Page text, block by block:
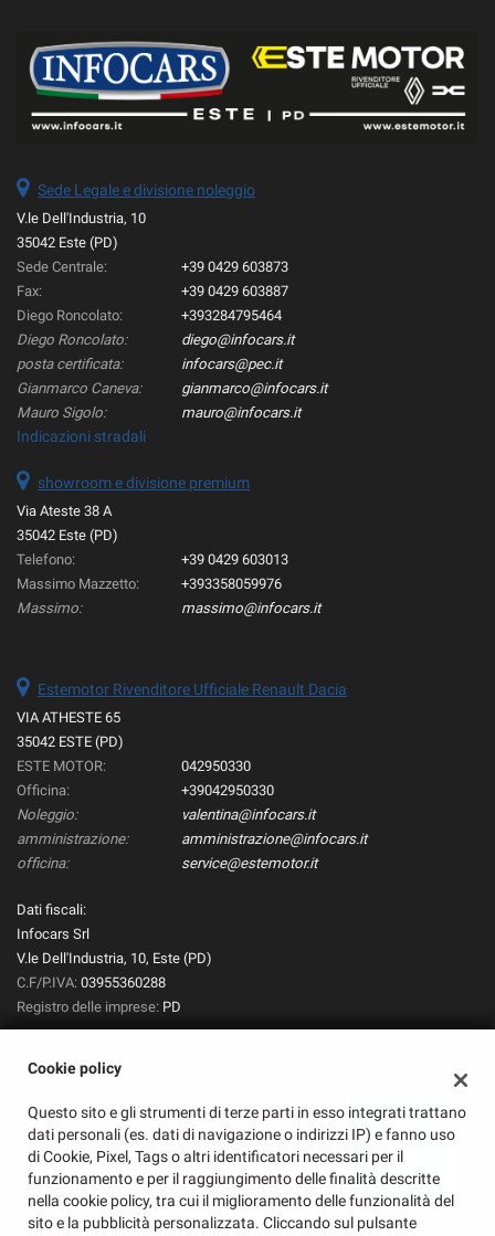
Sede Legale e divisione noleggio
V.le Dell'Industria, 10
35042 Este (PD)
Sede Centrale:
+39 0429 603873
Fax:
+39 0429 603887
Diego Roncolato:
+393284795464
Diego Roncolato:
diego@infocars.it
posta certificata:
infocars@pec.it
Gianmarco Caneva:
gianmarco@infocars.it
Mauro Sigolo:
mauro@infocars.it
Indicazioni stradali
showroom e divisione premium
Via Ateste 38 A
35042 Este (PD)
Telefono:
+39 0429 603013
Massimo Mazzetto:
+393358059976
Massimo:
massimo@infocars.it
Estemotor Rivenditore Ufficiale Renault Dacia
VIA ATHESTE 65
35042 ESTE (PD)
ESTE MOTOR:
042950330
Officina:
+39042950330
Noleggio:
valentina@infocars.it
amministrazione:
amministrazione@infocars.it
officina:
service@estemotor.it
Dati fiscali:
Infocars Srl
V.le Dell'Industria, 10, Este (PD)
C.F/P.IVA: 03955360288
Registro delle imprese: PD
Cookie policy
Questo sito e gli strumenti di terze parti in esso integrati trattano
dati personali (es. dati di navigazione o indirizzi IP) e fanno uso
di Cookie, Pixel, Tags o altri identificatori necessari per il
funzionamento e per il raggiungimento delle finalità descritte
nella cookie policy, tra cui il miglioramento delle funzionalità del
sito e la pubblicità personalizzata. Cliccando sul pulsante